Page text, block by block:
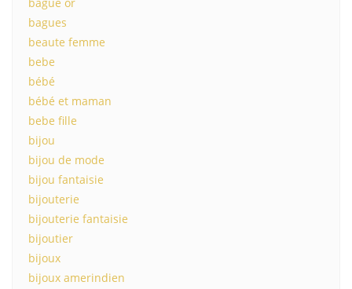
bagues
beaute femme
bebe
bébé
bébé et maman
bebe fille
bijou
bijou de mode
bijou fantaisie
bijouterie
bijouterie fantaisie
bijoutier
bijoux
bijoux amerindien